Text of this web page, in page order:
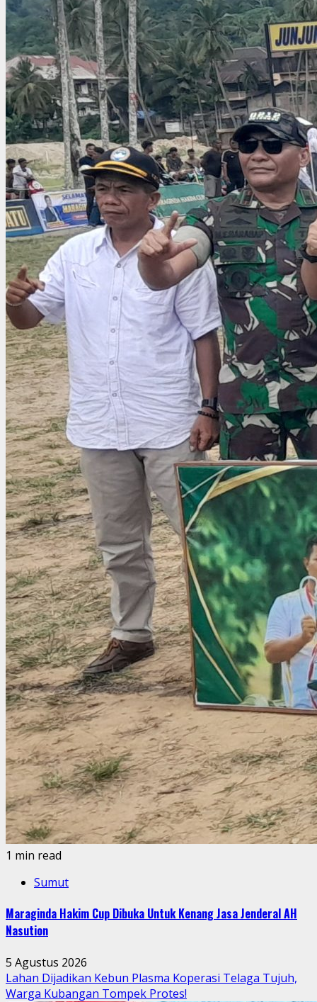
1 min read
Sumut
Maraginda Hakim Cup Dibuka Untuk Kenang Jasa Jenderal AH
Nasution
5 Agustus 2026
Lahan Dijadikan Kebun Plasma Koperasi Telaga Tujuh,
Warga Kubangan Tompek Protes!